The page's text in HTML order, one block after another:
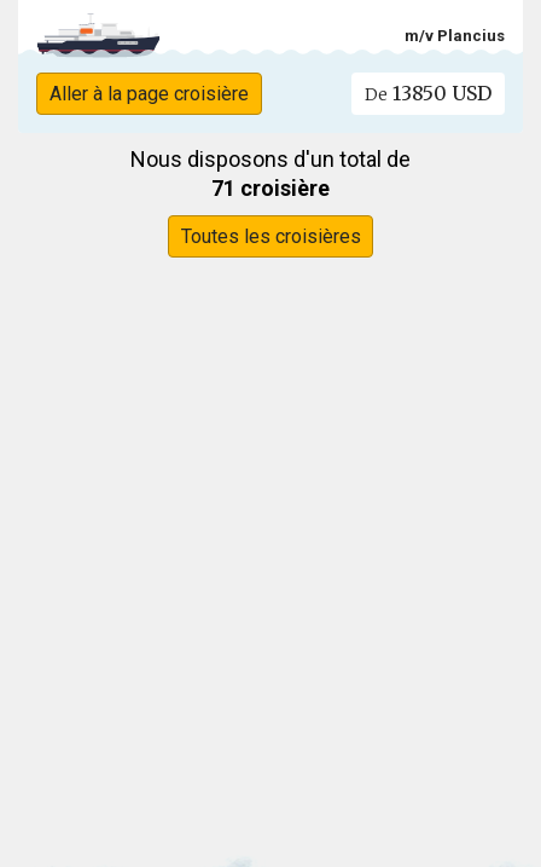
m/v Plancius
Aller à la page croisière De 13850 USD
Nous disposons d'un total de
71 croisière
Toutes les croisières